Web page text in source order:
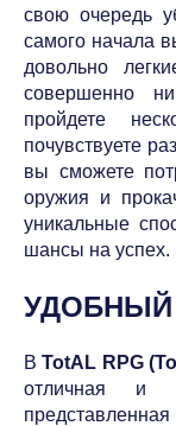
свою очередь
самого начала
довольно
совершенно
пройдете
почувствуете
вы сможете
оружия и
уникальные
шансы на успех.
ВTotAL RPG
отличная и